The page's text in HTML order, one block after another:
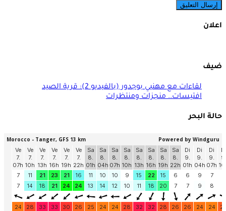
اعلان
ضيف
لقاءات مع مهنيي بوجدور (بالفيديو 2): قرية الصيد
افتيسات.. منجزات ومنتظرات
حالة البحر